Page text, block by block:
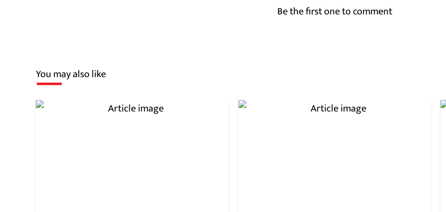
Be the first one to comment
You may also like